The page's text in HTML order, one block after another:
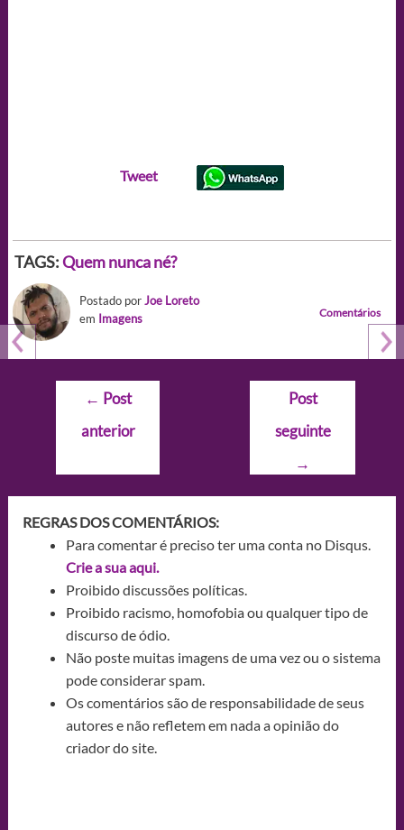
Tweet
TAGS:Quem nunca né?
Postado porJoe Loreto
em Imagens Comentários
Navegação
Post
← Post
anterior
Post
seguinte
→
REGRAS DOS COMENTÁRIOS:
Para comentar é preciso ter uma conta no Disqus.
Crie a sua aqui.
Proibido discussões políticas.
Proibido racismo, homofobia ou qualquer tipo de
discurso de ódio.
Não poste muitas imagens de uma vez ou o sistema
pode considerar spam.
Os comentários são de responsabilidade de seus
autores e não refletem em nada a opinião do
criador do site.